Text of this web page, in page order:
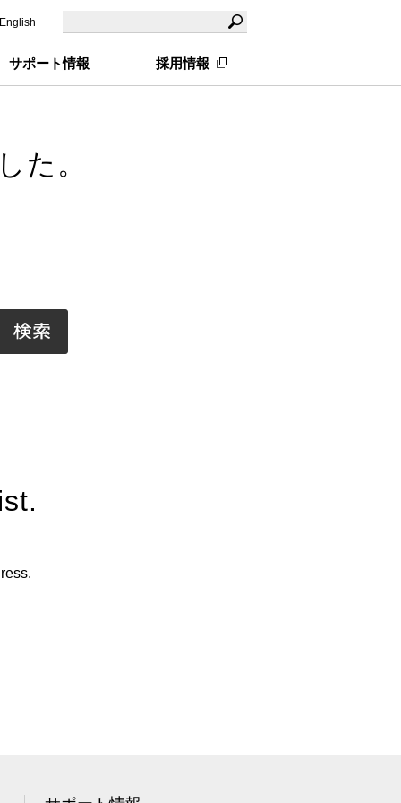
English
サポート情報 採用情報
た。